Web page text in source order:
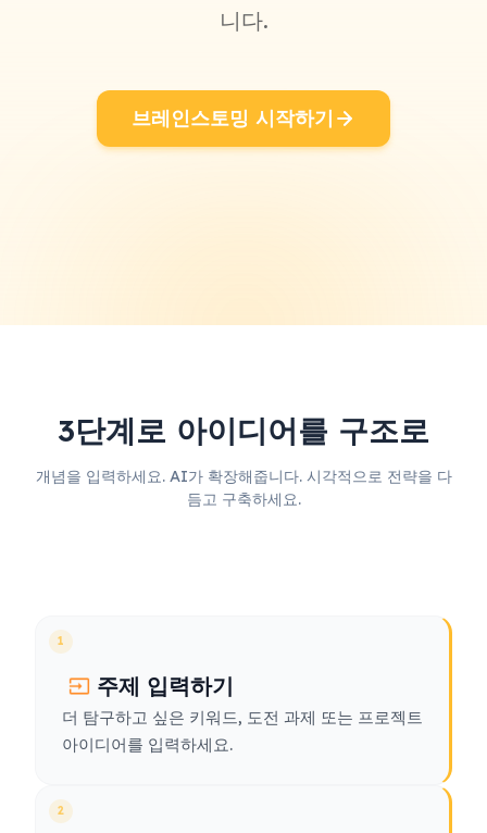
니다.
브레인스토밍 시작하기
3단계로 아이디어를 구조로
개념을 입력하세요. AI가 확장해줍니다. 시각적으로 전략을 다
듬고 구축하세요.
1
주제 입력하기
더 탐구하고 싶은 키워드, 도전 과제 또는 프로젝트
아이디어를 입력하세요.
2